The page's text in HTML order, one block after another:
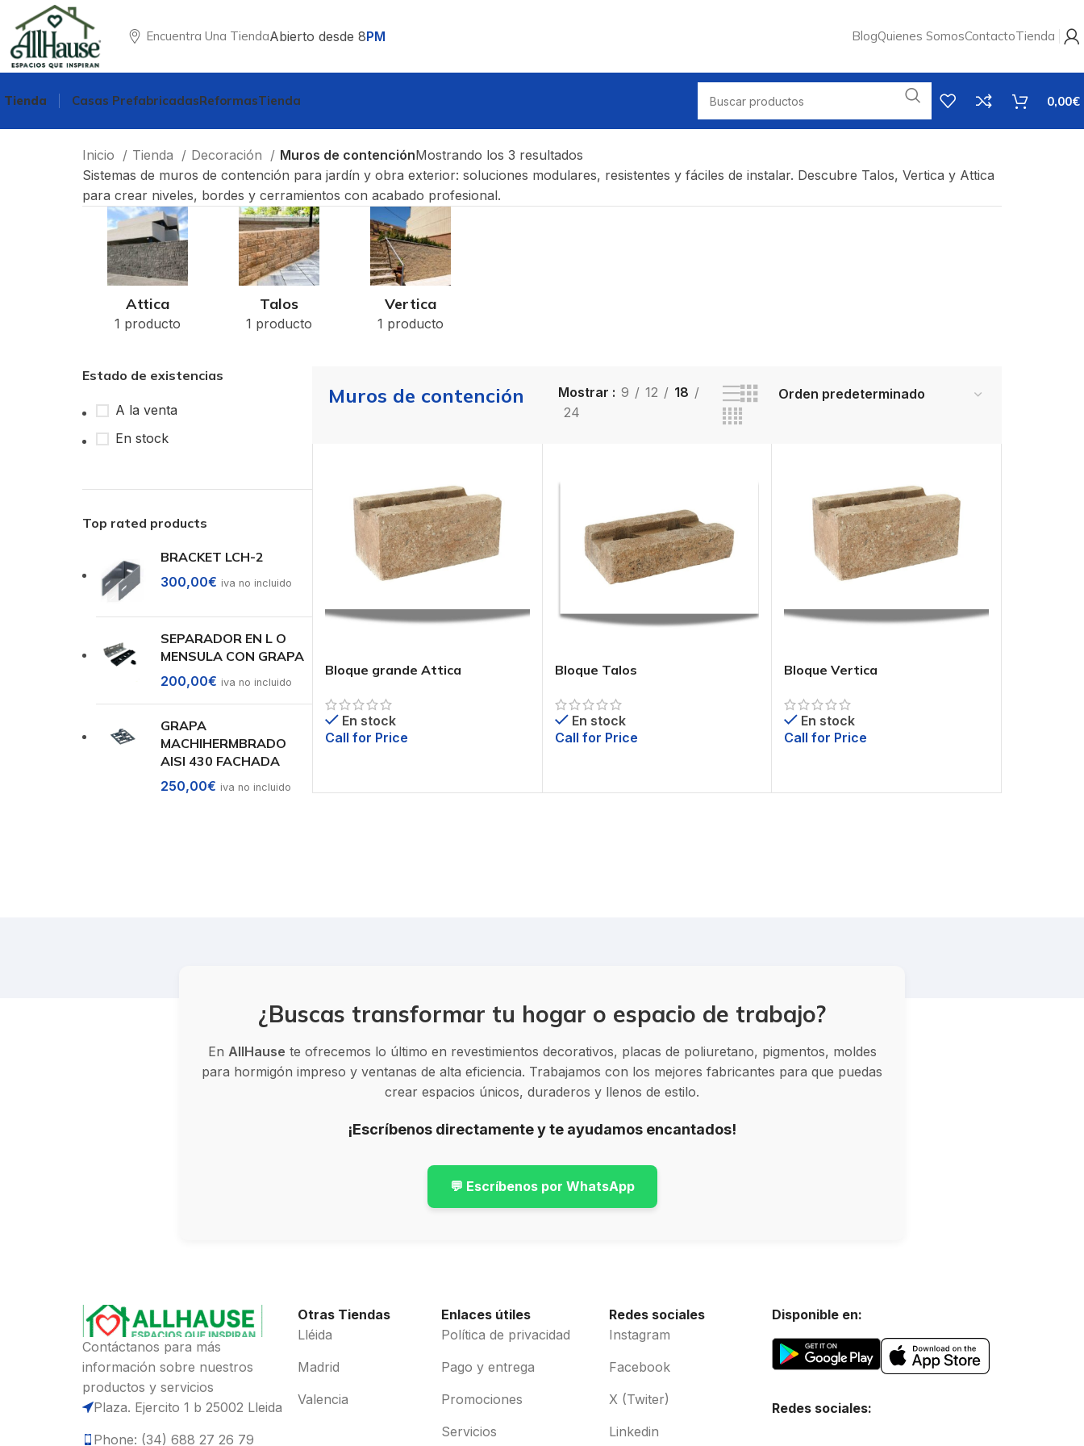
Encuentra Una TiendaAbierto desde 8PM BlogQuienes SomosContactoTienda
Tienda Casas PrefabricadasReformasTienda 0,00€
Inicio Tienda Decoración Muros de contenciónMostrando los 3 resultados
Sistemas de muros de contención para jardín y obra exterior: soluciones modulares, resistentes y fáciles de instalar. Descubre Talos, Vertica y Attica
para crear niveles, bordes y cerramientos con acabado profesional.
Attica
1 producto
Talos
1 producto
Vertica
1 producto
Estado de existencias
A la venta
En stock
Top rated products
BRACKET LCH-2
300,00€ iva no incluido
SEPARADOR EN L O
MENSULA CON GRAPA
200,00€ iva no incluido
GRAPA
MACHIHERMBRADO
AISI 430 FACHADA
250,00€ iva no incluido
Muros de contención Mostrar 9 12
18
24
Bloque grande Attica
En stock
Call for Price
Bloque Talos
En stock
Call for Price
Bloque Vertica
En stock
Call for Price
¿Buscas transformar tu hogar o espacio de trabajo?
En AllHause te ofrecemos lo último en revestimientos decorativos, placas de poliuretano, pigmentos, moldes
para hormigón impreso y ventanas de alta eficiencia. Trabajamos con los mejores fabricantes para que puedas
crear espacios únicos, duraderos y llenos de estilo.
¡Escríbenos directamente y te ayudamos encantados!
💬 Escríbenos por WhatsApp
Contáctanos para más
información sobre nuestros
productos y servicios
Plaza. Ejercito 1 b 25002 Lleida
Phone: (34) 688 27 26 79
Otras Tiendas
Lléida
Madrid
Valencia
Enlaces útiles
Política de privacidad
Pago y entrega
Promociones
Servicios
Redes sociales
Instagram
Facebook
X (Twiter)
Linkedin
Disponible en:
Redes sociales: